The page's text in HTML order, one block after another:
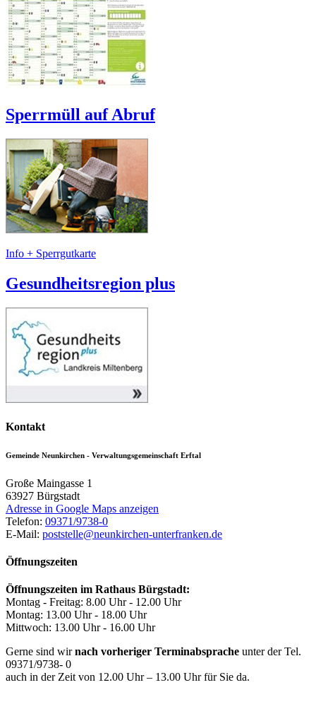
Sperrmüll auf Abruf
Info + Sperrgutkarte
Gesundheitsregion plus
Kontakt
Gemeinde Neunkirchen - Verwaltungsgemeinschaft Erftal
Große Maingasse 1
63927 Bürgstadt
Adresse in Google Maps anzeigen
Telefon: 09371/9738-0
E-Mail: poststelle@neunkirchen-unterfranken.de
Öffnungszeiten
Öffnungszeiten im Rathaus Bürgstadt:
Montag - Freitag: 8.00 Uhr - 12.00 Uhr
Montag: 13.00 Uhr - 18.00 Uhr
Mittwoch: 13.00 Uhr - 16.00 Uhr
Gerne sind wirnach vorheriger Terminabsprache unter der Tel.
09371/9738- 0
auch in der Zeit von 12.00 Uhr – 13.00 Uhr für Sie da.